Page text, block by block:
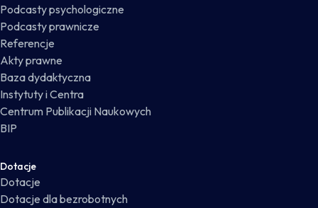
Podcasty psychologiczne
Podcasty prawnicze
Referencje
Akty prawne
Baza dydaktyczna
Instytuty i Centra
Centrum Publikacji Naukowych
BIP
Dotacje
Dotacje
Dotacje dla bezrobotnych